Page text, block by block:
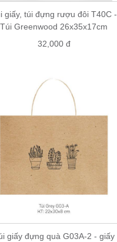
giấy, túi đựng rượu đôi T40C -
Túi Greenwood 26x35x17cm
32,000 đ
giấy đựng quà G03A-2 - giấy